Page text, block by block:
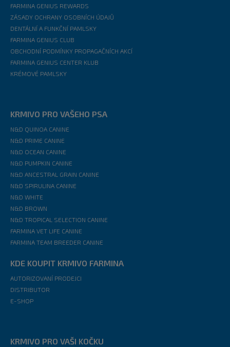
FARMINA GENIUS REWARDS
ZÁSADY OCHRANY OSOBNÍCH ÚDAJŮ
DENTÁLNÍ A FUNKČNÍ PAMLSKY
FARMINA GENIUS CLUB
OBCHODNÍ PODMÍNKY PROPAGAČNÍCH AKCÍ
FARMINA GENIUS CENTER KLUB
KRÉMOVÉ PAMLSKY
KRMIVO PRO VAŠEHO PSA
N&D QUINOA CANINE
N&D PRIME CANINE
N&D OCEAN CANINE
N&D PUMPKIN CANINE
N&D ANCESTRAL GRAIN CANINE
N&D SPIRULINA CANINE
N&D WHITE
N&D BROWN
N&D TROPICAL SELECTION CANINE
FARMINA VET LIFE CANINE
FARMINA TEAM BREEDER CANINE
KDE KOUPIT KRMIVO FARMINA
AUTORIZOVANÍ PRODEJCI
DISTRIBUTOR
E-SHOP
KRMIVO PRO VAŠI KOČKU